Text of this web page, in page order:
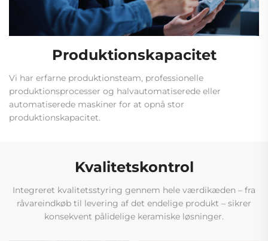
Produktionskapacitet
Vi har erfarne produktionsteam, professionelle
produktionsprocesser og halvautomatiserede eller
automatiserede maskiner for at opnå stor
produktionskapacitet.
Kvalitetskontrol
Integreret kvalitetsstyring gennem hele værdikæden – fra
råvareindkøb til levering af det endelige produkt – sikrer
konsekvent pålidelige keramiske løsninger.